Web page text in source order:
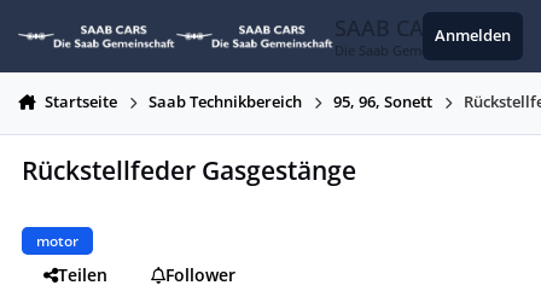
SAAB CARS
Die Saab Gemeinschaft
Anmelden
Startseite Saab Technikbereich 95, 96, Sonett
Rückstellfeder Gasgestänge
motor
Teilen
Follower